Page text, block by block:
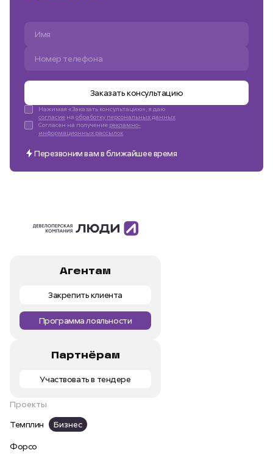
Заказать консультацию
Нажимая «Заказать консультацию», я даю
согласие на обработку персональных данных
Согласен на получение рекламно-
информационных рассылок
Перезвоним вам в ближайшее время
Агентам
Закрепить клиента
Программа лояльности
Партнёрам
Участвовать в тендере
Проекты
Темплин
Бизнес
Форсо